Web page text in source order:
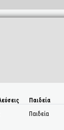
Παιδεία
Παιδεία